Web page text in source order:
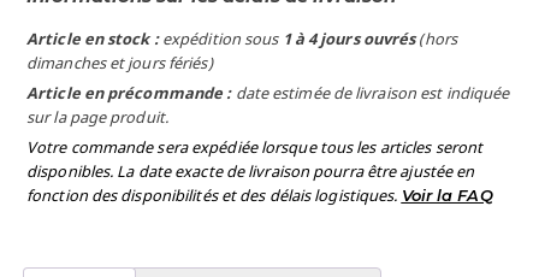
Article en stock :expédition sous 1 à 4 jours ouvrés(hors
dimanches et jours fériés)
Article en précommande : date estimée de livraison est indiquée
sur la page produit.
Votre commande sera expédiée lorsque tous les articles seront
disponibles. La date exacte de livraison pourra être ajustée en
fonction des disponibilités et des délais logistiques. Voir la FAQ